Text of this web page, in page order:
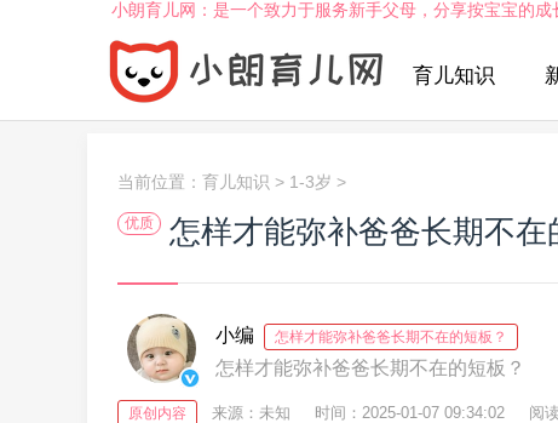
小朗育儿网：是一个致力于服务新手父母，分享按宝宝的成
育儿知识
当前位置： 育儿知识 > 1-3岁 >
优质 怎样才能弥补爸爸长期不在
小编 怎样才能弥补爸爸长期不在的短板？
怎样才能弥补爸爸长期不在的短板？
原创内容 来源：未知 时间：2025-01-07 09:34:02 阅